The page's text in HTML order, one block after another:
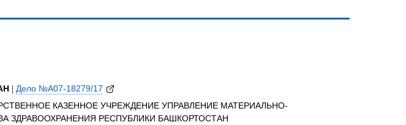
| Дело №А07-18279/17
КАЗЕННОЕ УЧРЕЖДЕНИЕ УПРАВЛЕНИЕ МАТЕРИАЛЬНО-
ЗДРАВООХРАНЕНИЯ РЕСПУБЛИКИ БАШКОРТОСТАН